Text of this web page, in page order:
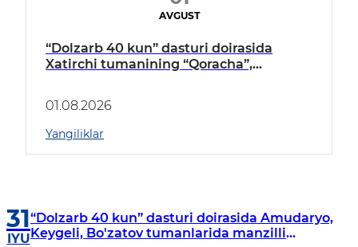
AVGUST
“Dolzarb 40 kun” dasturi doirasida
Xatirchi tumanining “Qoracha”,
borildi
01.08.2026
Yangiliklar
31
IYU
“Dolzarb 40 kun” dasturi doirasida Amudaryo,
Keygeli, Bo'zatov tumanlarida manzilli